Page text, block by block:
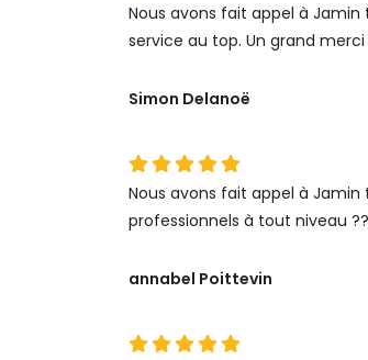
Nous avons fait appel à
service au top. Un grand
Simon Delanoë
Nous avons fait appel à
professionnels à tout niveau
annabel Poittevin